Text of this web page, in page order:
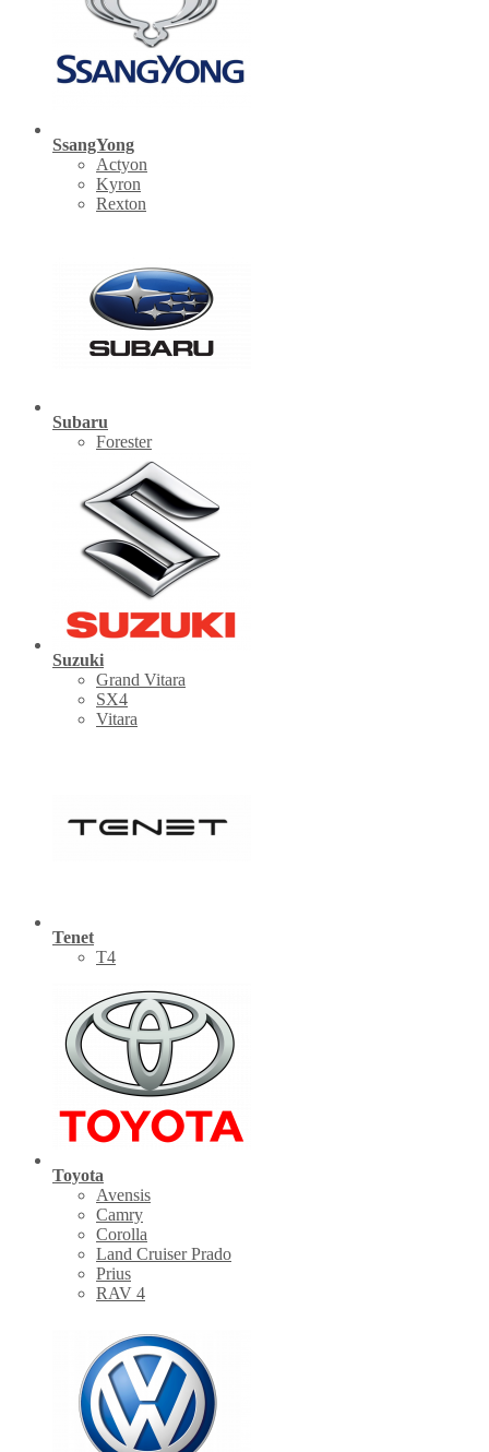
SsangYong
Actyon
Kyron
Rexton
Subaru
Forester
Suzuki
Grand Vitara
SX4
Vitara
Tenet
Т4
Toyota
Avensis
Camry
Corolla
Land Cruiser Prado
Prius
RAV 4